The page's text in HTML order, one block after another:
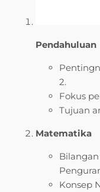
Pendahuluan
2.
Fokus
Tujuan
Matematika
Konsep